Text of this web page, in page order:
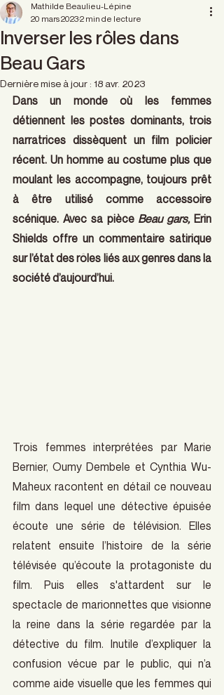
Inverser les rôles dans
Beau Gars
Mathilde Beaulieu-Lépine
20 mars 20232 min de lecture
Dernière mise à jour : 18 avr. 2023
Dans un monde où les femmes
détiennent les postes dominants, trois
narratrices dissèquent un film policier
récent. Un homme au costume plus que
moulant les accompagne, toujours prêt
à être utilisé comme accessoire
scénique. Avec sa pièce Beau gars, Erin
Shields offre un commentaire satirique
sur l’état des rôles liés aux genres dans la
société d’aujourd’hui.
Trois femmes interprétées par Marie
Bernier, Oumy Dembele et Cynthia Wu-
Maheux racontent en détail ce nouveau
film dans lequel une détective épuisée
écoute une série de télévision. Elles
relatent ensuite l’histoire de la série
télévisée qu’écoute la protagoniste du
film. Puis elles s'attardent sur le
spectacle de marionnettes que visionne
la reine dans la série regardée par la
détective du film. Inutile d’expliquer la
confusion vécue par le public, qui n’a
comme aide visuelle que les femmes qui